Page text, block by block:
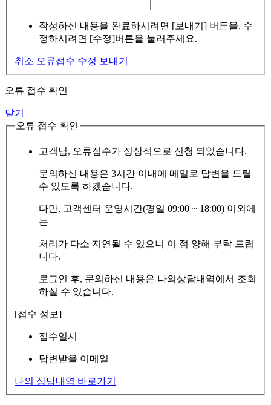
작성하신 내용을 완료하시려면 [보내기] 버튼을, 수
정하시려면 [수정]버튼을 눌러주세요.
취소 오류접수 수정 보내기
오류 접수 확인
닫기
오류 접수 확인
고객님, 오류접수가 정상적으로 신청 되었습니다.
문의하신 내용은 3시간 이내에 메일로 답변을 드릴
수 있도록 하겠습니다.
다만, 고객센터 운영시간(평일 09:00 ~ 18:00) 이외에
는
처리가 다소 지연될 수 있으니 이 점 양해 부탁 드립
니다.
로그인 후, 문의하신 내용은 나의상담내역에서 조회
하실 수 있습니다.
[접수 정보]
접수일시
답변받을 이메일
나의 상담내역 바로가기